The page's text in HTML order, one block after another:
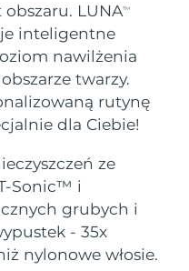
LUNATM
inteligentne
nawilżenia
twarzy.
rutynę
dla Ciebie!
ze
Sonic™ i
grubych i
- 35x
nylonowe włosie.
massage
on-the-go
& lips
device
red light therapy
Pielęgnacja jamy
ustnej
toothbrush
sonic toothbrush
Zabiegi LED
NEW
Oczekiwany czas dostawy
10/8/26
Oczekiwany czas dostawy
9/8/26
Oczekiwany czas dostawy
Oczekiwany czas dostawy